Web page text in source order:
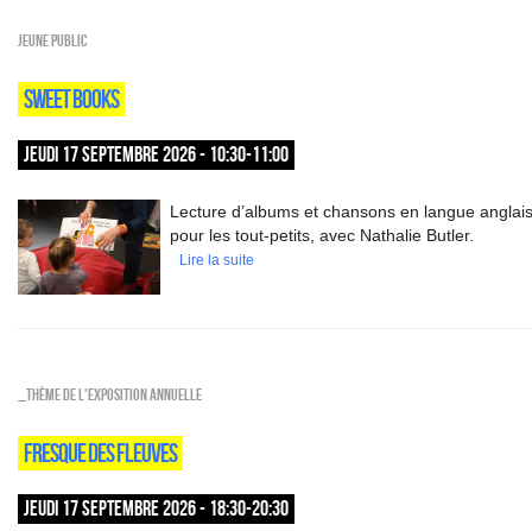
Jeune public
SWEET BOOKS
JEUDI 17 SEPTEMBRE 2026 - 10:30-11:00
Lecture d’albums et chansons en langue
pour les tout-petits, avec Nathalie Butler.
Lire la suite
_Thème de l'exposition annuelle
FRESQUE DES FLEUVES
JEUDI 17 SEPTEMBRE 2026 - 18:30-20:30